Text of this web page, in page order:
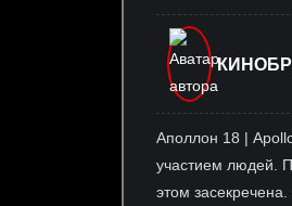
Аполлон 18 |
участием людей.
этом